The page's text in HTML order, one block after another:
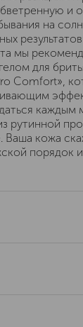
и
на
мы
для
Comfort»,
рутинной
Ваша кожа
порядок
нанести